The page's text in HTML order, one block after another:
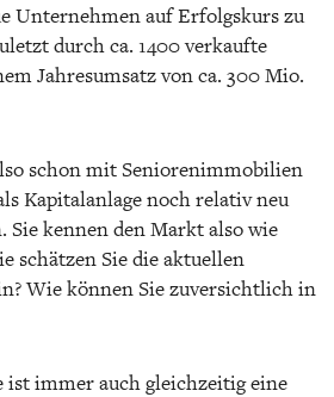
Unternehmen auf Erfolgskurs zu
durch ca. 1400 verkaufte
Jahresumsatz von ca. 300 Mio.
schon mit Seniorenimmobilien
Kapitalanlage noch relativ neu
Sie kennen den Markt also wie
schätzen Sie die aktuellen
Wie können Sie zuversichtlich in
ist immer auch gleichzeitig eine